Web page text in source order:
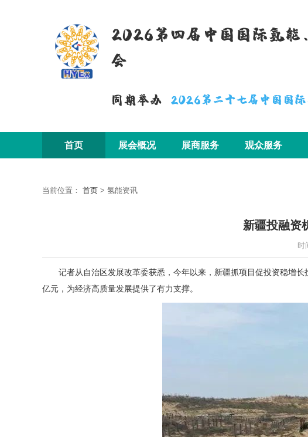
2026第四届中国国际氢能
会
同期举办 2026第二十七届中国国
首页 展会概况 展商服务 观众服务
当前位置： 首页 > 氢能资讯
新疆投融资
时
记者从自治区发展改革委获悉，今年以来，新疆抓项目促投资稳增
亿元，为经济高质量发展提供了有力支撑。